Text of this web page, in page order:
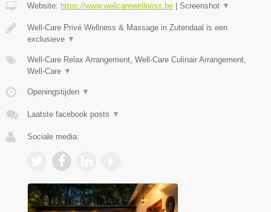
Website: https://www.wellcarewellness.be | Screenshot ▼
Well-Care Privé Wellness & Massage in Zutendaal is een
exclusieve ▼
Well-Care Relax Arrangement, Well-Care Culinair Arrangement,
Well-Care ▼
Openingstijden ▼
Laatste facebook posts ▼
Sociale media: